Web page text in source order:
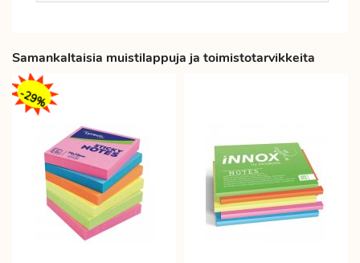
Samankaltaisia muistilappuja ja toimistotarvikkeita
-29%